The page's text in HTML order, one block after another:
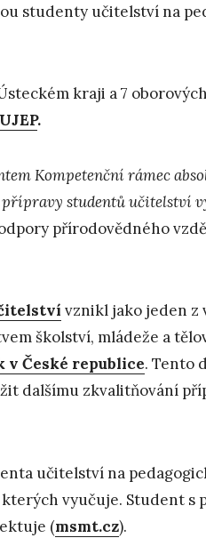
studenty učitelství na
kraji a 7
.
Kompetenční rámec
přípravy studentů učitelství
přírodovědného
vznikl jako jeden z
školství, mládeže a
České republice. Tento
dalšímu zkvalitňování
učitelství na
vyučuje. Student s
(msmt.cz).